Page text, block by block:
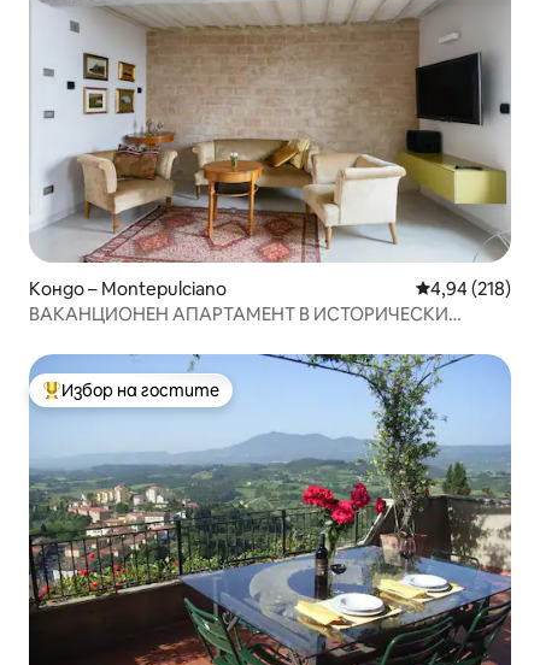
Кондо – Montepulciano Средна
4,94 (218)
ВАКАНЦИОНЕН АПАРТАМЕНТ В ИСТОРИЧЕСКИ
Най-популярен избор на гостите
Избор на гостите